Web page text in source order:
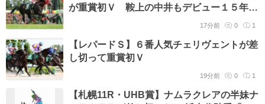
が重賞初Ｖ 鞍上の中井もデビュー１５年目
17分前 0 1
【レパードＳ】６番人気チェリヴェントが差
し切って重賞初Ｖ
19分前 0 1
【札幌11R・UHB賞】ナムラクレアの半妹ナ